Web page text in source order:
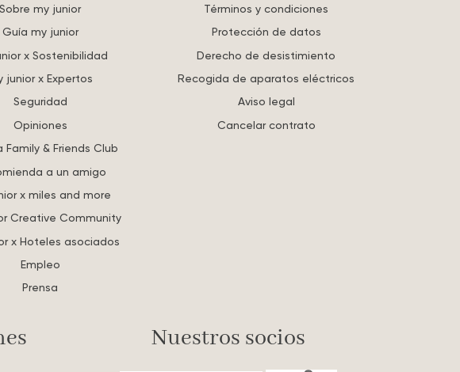
Sobre my junior
Guía my junior
x Sostenibilidad
junior x Expertos
Seguridad
Opiniones
Family & Friends Club
a un amigo
x miles and more
Creative Community
x Hoteles asociados
Empleo
Prensa
Términos y condiciones
Protección de datos
Derecho de desistimiento
Recogida de aparatos eléctricos
Aviso legal
Cancelar contrato
Nuestros socios